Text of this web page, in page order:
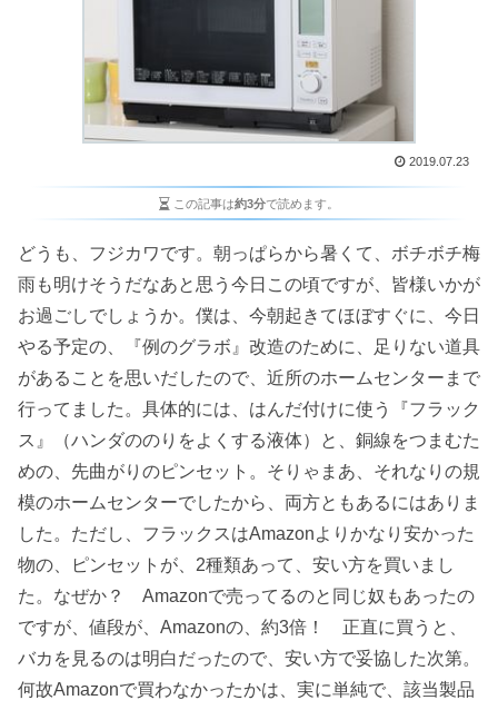
2019.07.23
この記事は約3分で読めます。
どうも、フジカワです。朝っぱらから暑くて、ボチボチ梅
雨も明けそうだなあと思う今日この頃ですが、皆様いかが
お過ごしでしょうか。僕は、今朝起きてほぼすぐに、今日
やる予定の、『例のグラボ』改造のために、足りない道具
があることを思いだしたので、近所のホームセンターまで
行ってました。具体的には、はんだ付けに使う『フラック
ス』（ハンダののりをよくする液体）と、銅線をつまむた
めの、先曲がりのピンセット。そりゃまあ、それなりの規
模のホームセンターでしたから、両方ともあるにはありま
した。ただし、フラックスはAmazonよりかなり安かった
物の、ピンセットが、2種類あって、安い方を買いまし
た。なぜか？ Amazonで売ってるのと同じ奴もあったの
ですが、値段が、Amazonの、約3倍！ 正直に買うと、
バカを見るのは明白だったので、安い方で妥協した次第。
何故Amazonで買わなかったかは、実に単純で、該当製品